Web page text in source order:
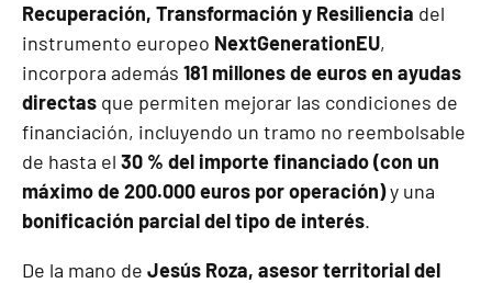
Recuperación, Transformación y Resiliencia del
instrumento europeo NextGenerationEU,
incorpora además 181 millones de euros en ayudas
directas que permiten mejorar las condiciones de
financiación, incluyendo un tramo no reembolsable
de hasta el 30 % del importe financiado (con un
máximo de 200.000 euros por operación)y una
bonificación parcial del tipo de interés.
De la mano de Jesús Roza, asesor territorial del